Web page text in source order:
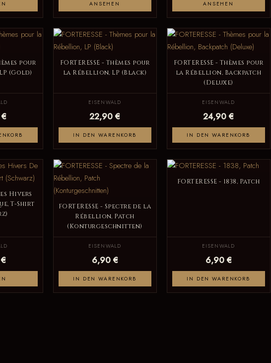
ANSEHEN ANSEHEN
pour
(Gold)
FORTERESSE - Thèmes pour
la Rébellion, LP (Black)
EISENWALD
22,90 €
IN DEN WARENKORB
FORTERESSE - Thèmes pour
la Rébellion, Backpatch
(Deluxe)
EISENWALD
24,90 €
IN DEN WARENKORB
Hivers
T-Shirt
FORTERESSE - Spectre de la
Rébellion, Patch
(Konturgeschnitten)
EISENWALD
6,90 €
IN DEN WARENKORB
FORTERESSE - 1838, Patch
EISENWALD
6,90 €
IN DEN WARENKORB